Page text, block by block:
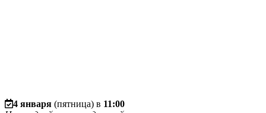
4 января (пятница) в 11:00